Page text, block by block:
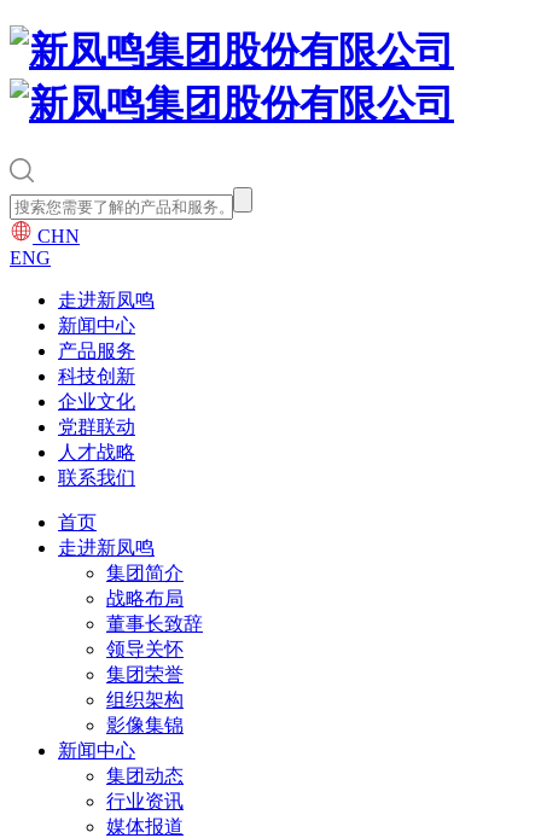
CHN
ENG
走进新凤鸣
新闻中心
产品服务
科技创新
企业文化
党群联动
人才战略
联系我们
首页
走进新凤鸣
集团简介
战略布局
董事长致辞
领导关怀
集团荣誉
组织架构
影像集锦
新闻中心
集团动态
行业资讯
媒体报道